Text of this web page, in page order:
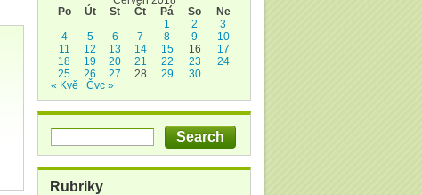
Po
Út St Čt Pá So
Ne
1
2
3
4
5 6 7 8 9
10
11
12 13 14 15 16
17
18
19 20 21 22 23
24
25
26 27 28 29
30
« Kvě
Čvc »
Rubriky